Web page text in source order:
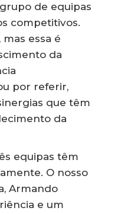
de equipas
competitivos.
essa é
da
por referir,
que têm
da
equipas têm
O nosso
Armando
e um